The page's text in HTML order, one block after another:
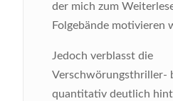
der mich zum
Folgebände motivieren
Jedoch verblasst die
Verschwörungsthriller-
quantitativ deutlich